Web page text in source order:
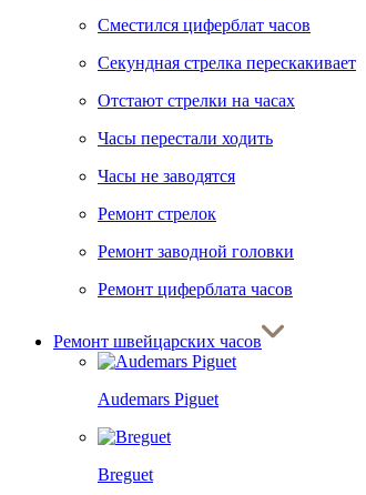
Сместился циферблат часов
Секундная стрелка перескакивает
Отстают стрелки на часах
Часы перестали ходить
Часы не заводятся
Ремонт стрелок
Ремонт заводной головки
Ремонт циферблата часов
Ремонт швейцарских часов
Audemars Piguet
Breguet